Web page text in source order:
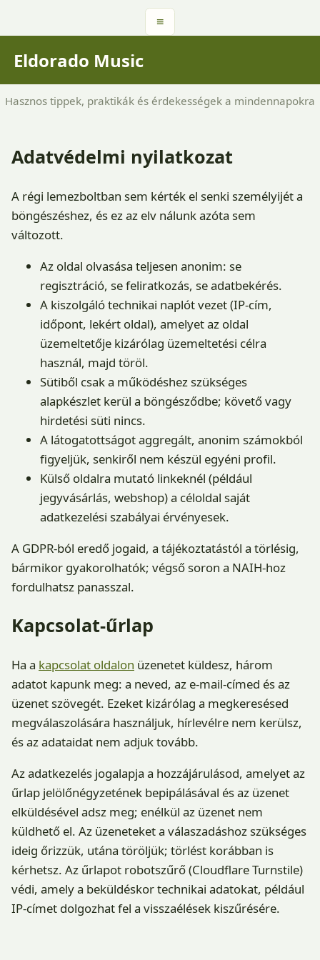
≡
Eldorado Music
Hasznos tippek, praktikák és érdekességek a mindennapokra
Adatvédelmi nyilatkozat
A régi lemezboltban sem kérték el senki személyijét a
böngészéshez, és ez az elv nálunk azóta sem
változott.
Az oldal olvasása teljesen anonim: se
regisztráció, se feliratkozás, se adatbekérés.
A kiszolgáló technikai naplót vezet (IP-cím,
időpont, lekért oldal), amelyet az oldal
üzemeltetője kizárólag üzemeltetési célra
használ, majd töröl.
Sütiből csak a működéshez szükséges
alapkészlet kerül a böngésződbe; követő vagy
hirdetési süti nincs.
A látogatottságot aggregált, anonim számokból
figyeljük, senkiről nem készül egyéni profil.
Külső oldalra mutató linkeknél (például
jegyvásárlás, webshop) a céloldal saját
adatkezelési szabályai érvényesek.
A GDPR-ból eredő jogaid, a tájékoztatástól a törlésig,
bármikor gyakorolhatók; végső soron a NAIH-hoz
fordulhatsz panasszal.
Kapcsolat-űrlap
Ha a kapcsolat oldalon üzenetet küldesz, három
adatot kapunk meg: a neved, az e-mail-címed és az
üzenet szövegét. Ezeket kizárólag a megkeresésed
megválaszolására használjuk, hírlevélre nem kerülsz,
és az adataidat nem adjuk tovább.
Az adatkezelés jogalapja a hozzájárulásod, amelyet az
űrlap jelölőnégyzetének bepipálásával és az üzenet
elküldésével adsz meg; enélkül az üzenet nem
küldhető el. Az üzeneteket a válaszadáshoz szükséges
ideig őrizzük, utána töröljük; törlést korábban is
kérhetsz. Az űrlapot robotszűrő (Cloudflare Turnstile)
védi, amely a beküldéskor technikai adatokat, például
IP-címet dolgozhat fel a visszaélések kiszűrésére.